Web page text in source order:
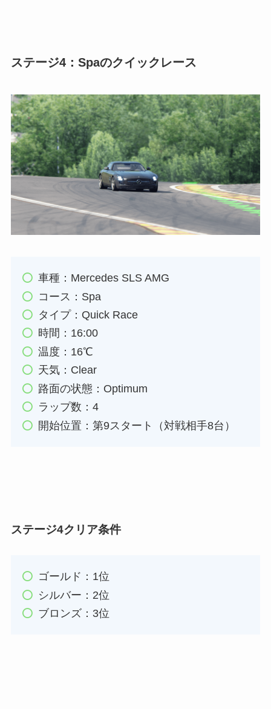
ステージ4：Spaのクイックレース
車種：Mercedes SLS AMG
コース：Spa
タイプ：Quick Race
時間：16:00
温度：16℃
天気：Clear
路面の状態：Optimum
ラップ数：4
開始位置：第9スタート（対戦相手8台）
ステージ4クリア条件
ゴールド：1位
シルバー：2位
ブロンズ：3位